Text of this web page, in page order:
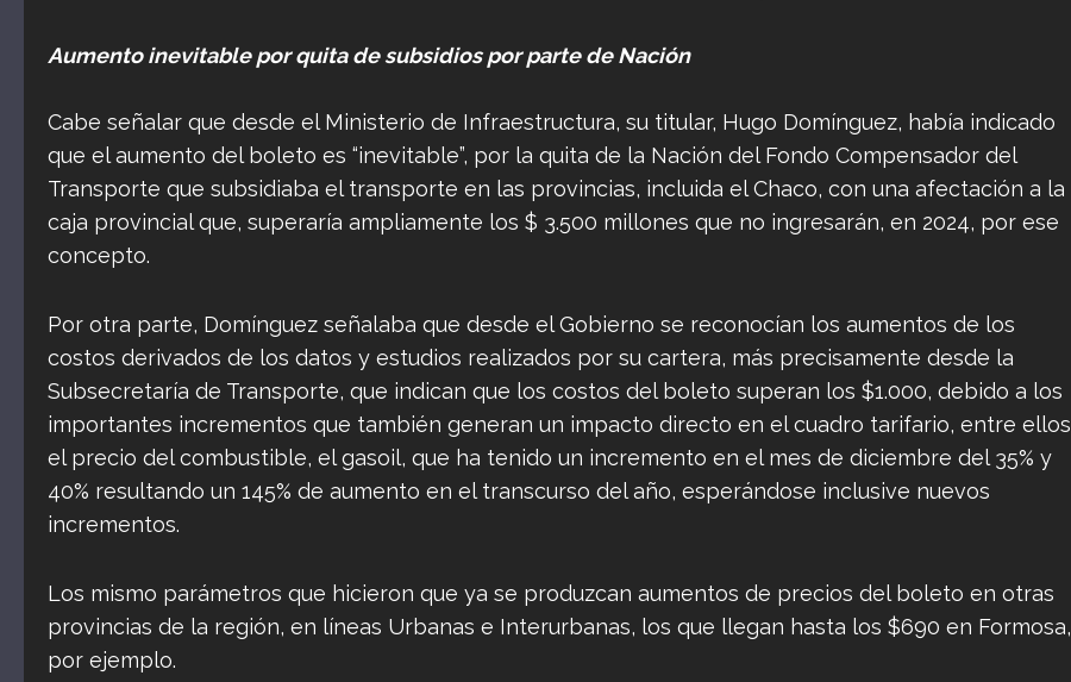
Aumento inevitable por quita de subsidios por parte de Nación
Cabe señalar que desde el Ministerio de Infraestructura, su titular, Hugo Domínguez, había indicado
que el aumento del boleto es “inevitable”, por la quita de la Nación del Fondo Compensador del
Transporte que subsidiaba el transporte en las provincias, incluida el Chaco, con una afectación a la
caja provincial que, superaría ampliamente los $ 3.500 millones que no ingresarán, en 2024, por ese
concepto.
Por otra parte, Domínguez señalaba que desde el Gobierno se reconocían los aumentos de los
costos derivados de los datos y estudios realizados por su cartera, más precisamente desde la
Subsecretaría de Transporte, que indican que los costos del boleto superan los $1.000, debido a los
importantes incrementos que también generan un impacto directo en el cuadro tarifario, entre ellos
el precio del combustible, el gasoil, que ha tenido un incremento en el mes de diciembre del 35% y
40% resultando un 145% de aumento en el transcurso del año, esperándose inclusive nuevos
incrementos.
Los mismo parámetros que hicieron que ya se produzcan aumentos de precios del boleto en otras
provincias de la región, en líneas Urbanas e Interurbanas, los que llegan hasta los $690 en Formosa,
por ejemplo.